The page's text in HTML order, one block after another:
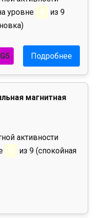
уровне
0
из 9
G5 Подробнее
магнитная
активности
0
из 9 (спокойная